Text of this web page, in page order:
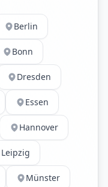
Berlin
Bonn
Dresden
Essen
Hannover
Leipzig
Münster